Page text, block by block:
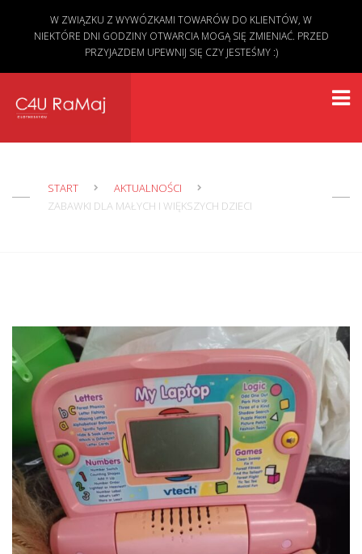
START
AKTUALNOŚCI
ZABAWKI DLA MAŁYCH I WIĘKSZYCH DZIECI
W ZWIĄZKU Z WYWÓZKAMI TOWARÓW DO KLIENTÓW, W
NIEKTÓRE DNI GODZINY OTWARCIA MOGĄ SIĘ ZMIENIAĆ. PRZED
PRZYJAZDEM UPEWNIJ SIĘ CZY JESTEŚMY :)